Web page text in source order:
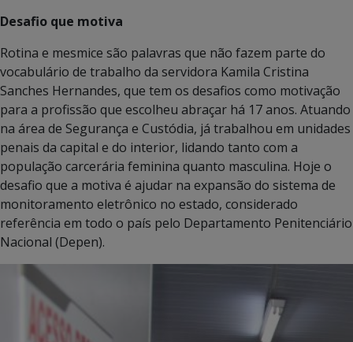
Desafio que motiva
Rotina e mesmice são palavras que não fazem parte do
vocabulário de trabalho da servidora Kamila Cristina
Sanches Hernandes, que tem os desafios como motivação
para a profissão que escolheu abraçar há 17 anos. Atuando
na área de Segurança e Custódia, já trabalhou em unidades
penais da capital e do interior, lidando tanto com a
população carcerária feminina quanto masculina. Hoje o
desafio que a motiva é ajudar na expansão do sistema de
monitoramento eletrônico no estado, considerado
referência em todo o país pelo Departamento Penitenciário
Nacional (Depen).